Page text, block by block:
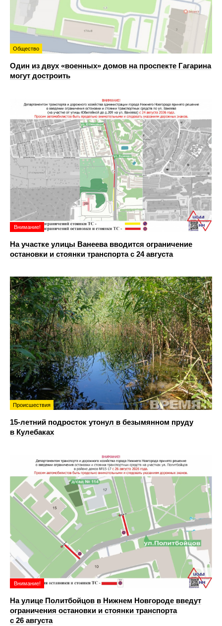
Общество
Один из двух «военных» домов на проспекте Гагарина
могут достроить
Внимание!
На участке улицы Ванеева вводится ограничение
остановки и стоянки транспорта с 24 августа
Происшествия
15-летний подросток утонул в безымянном пруду
в Кулебаках
Внимание!
На улице Политбойцов в Нижнем Новгороде введут
ограничения остановки и стоянки транспорта
с 26 августа